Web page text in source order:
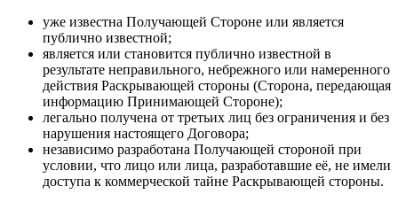
уже известна Получающей Стороне или является
публично известной;
является или становится публично известной в
результате неправильного, небрежного или намеренного
действия Раскрывающей стороны (Сторона, передающая
информацию Принимающей Стороне);
легально получена от третьих лиц без ограничения и без
нарушения настоящего Договора;
независимо разработана Получающей стороной при
условии, что лицо или лица, разработавшие её, не имели
доступа к коммерческой тайне Раскрывающей стороны.